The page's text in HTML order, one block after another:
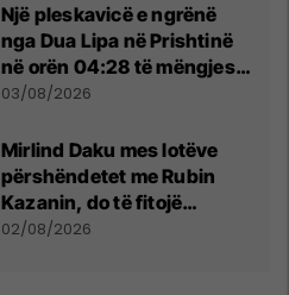
Një pleskavicë e ngrënë
nga Dua Lipa në Prishtinë
në orën 04:28 të mëngjesit
- dhe bota digjitale serbe
03/08/2026
Mirlind Daku mes lotëve
përshëndetet me Rubin
Kazanin, do të fitojë
miliona te Spartak Moska
02/08/2026